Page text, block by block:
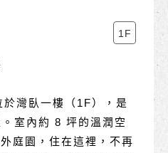
1F
灣臥一樓（1F），是
室內約 8 坪的溫潤空
庭園，住在這裡，不再